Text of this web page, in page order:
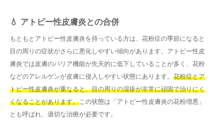
💧 アトピー性皮膚炎との合併
もともとアトピー性皮膚炎を持っている方は、花粉症の季節になると
目の周りの症状がさらに悪化しやすい傾向があります。アトピー性皮
膚炎では皮膚のバリア機能が先天的に低下していることが多く、花粉
などのアレルゲンが皮膚に侵入しやすい状態にあります。 花粉症とア
トピー性皮膚炎が重なると、目の周りの湿疹が非常に頑固で治りにく
くなることがあります。 この状態は「アトピー性皮膚炎の花粉増悪」
とも呼ばれ、適切な治療が必要です。